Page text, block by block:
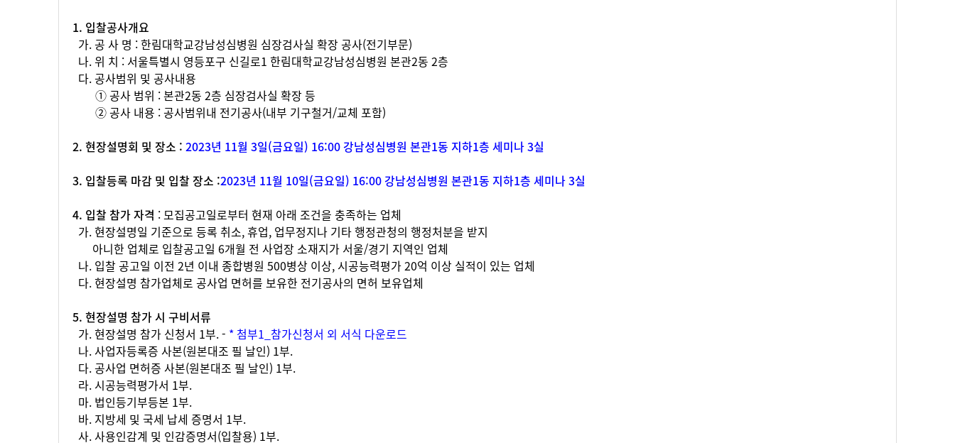
1. 입찰공사개요
가. 공 사 명 : 한림대학교강남성심병원 심장검사실 확장 공사(전기부문)
나. 위 치 : 서울특별시 영등포구 신길로1 한림대학교강남성심병원 본관2동 2층
다. 공사범위 및 공사내용
① 공사 범위 : 본관2동 2층 심장검사실 확장 등
② 공사 내용 : 공사범위내 전기공사(내부 기구철거/교체 포함)
2. 현장설명회 및 장소 : 2023년 11월 3일(금요일) 16:00 강남성심병원 본관1동 지하1층 세미나 3실
3. 입찰등록 마감 및 입찰 장소 :2023년 11월 10일(금요일) 16:00 강남성심병원 본관1동 지하1층 세미나 3실
4. 입찰 참가 자격 : 모집공고일로부터 현재 아래 조건을 충족하는 업체
가. 현장설명일 기준으로 등록 취소, 휴업, 업무정지나 기타 행정관청의 행정처분을 받지
아니한 업체로 입찰공고일 6개월 전 사업장 소재지가 서울/경기 지역인 업체
나. 입찰 공고일 이전 2년 이내 종합병원 500병상 이상, 시공능력평가 20억 이상 실적이 있는 업체
다. 현장설명 참가업체로 공사업 면허를 보유한 전기공사의 면허 보유업체
5. 현장설명 참가 시 구비서류
가. 현장설명 참가 신청서 1부. - * 첨부1_참가신청서 외 서식 다운로드
나. 사업자등록증 사본(원본대조 필 날인) 1부.
다. 공사업 면허증 사본(원본대조 필 날인) 1부.
라. 시공능력평가서 1부.
마. 법인등기부등본 1부.
바. 지방세 및 국세 납세 증명서 1부.
사. 사용인감계 및 인감증명서(입찰용) 1부.